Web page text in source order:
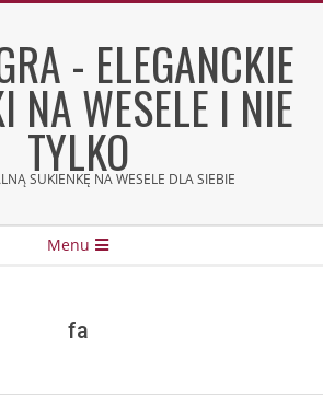
- ELEGANCKIE
NA WESELE I NIE
TYLKO
SUKIENKĘ NA WESELE DLA SIEBIE
Menu
fa